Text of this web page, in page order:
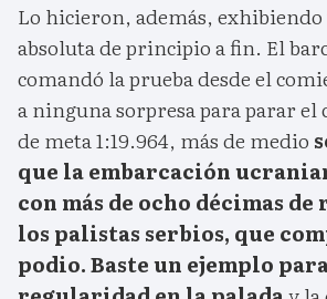
Lo hicieron, además,
absoluta de principio a fin. El
comandó la prueba desde el
a ninguna sorpresa para parar el
de meta 1:19.964, más de medio
que la embarcación
con más de ocho décimas
los palistas serbios, que
podio. Baste un ejemplo